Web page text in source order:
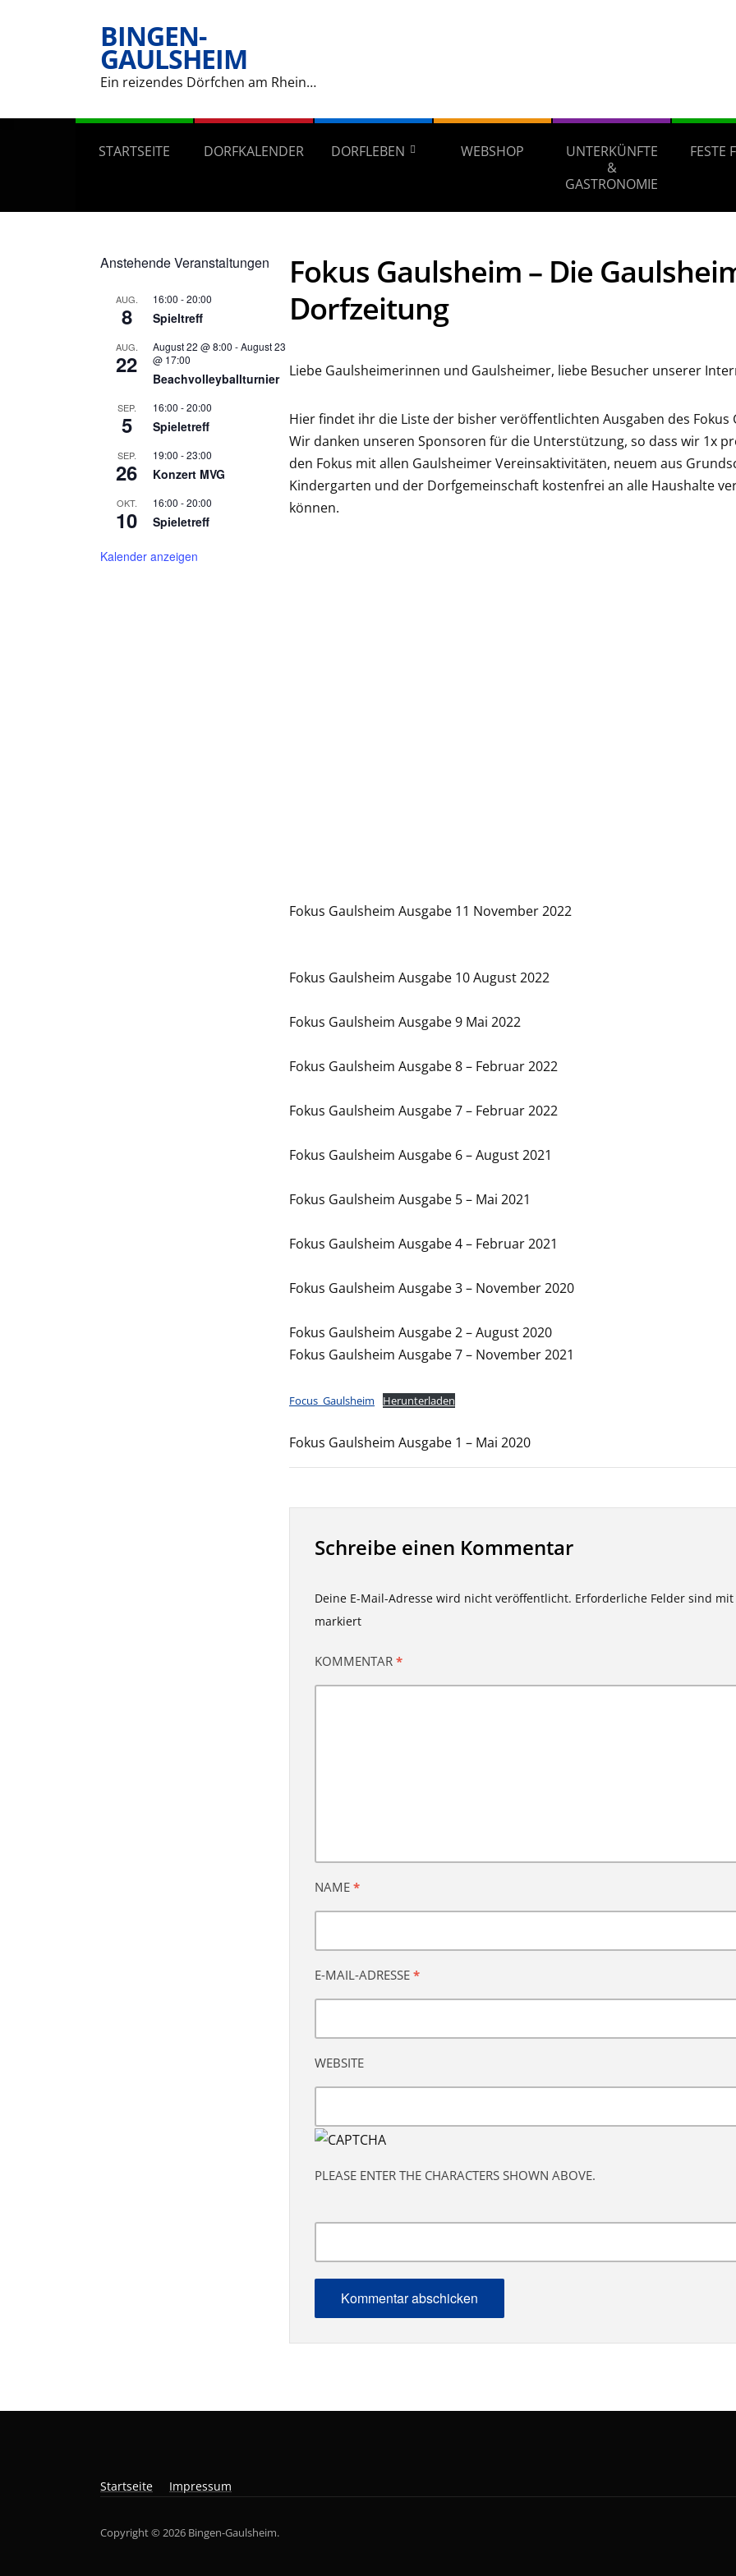
BINGEN-
GAULSHEIM
Ein reizendes Dörfchen am Rhein…
STARTSEITE DORFKALENDER DORFLEBEN WEBSHOP
UNTERKÜNFTE
&
GASTRONOMIE
FESTE
Anstehende Veranstaltungen
AUG.
8
16:00 -20:00
Spieltreff
AUG.
22
August 22 @ 8:00 -August 23
@ 17:00
Beachvolleyballturnier
SEP.
5
16:00 -20:00
Spieletreff
SEP.
26
19:00 -23:00
Konzert MVG
OKT.
10
16:00 -20:00
Spieletreff
Kalender anzeigen
Fokus Gaulsheim – Die
Dorfzeitung
Liebe Gaulsheimerinnen und Gaulsheimer, liebe Besucher unserer
Hier findet ihr die Liste der bisher veröffentlichten Ausgaben des Fokus
Wir danken unseren Sponsoren für die Unterstützung, so dass wir 1x
den Fokus mit allen Gaulsheimer Vereinsaktivitäten, neuem aus
Kindergarten und der Dorfgemeinschaft kostenfrei an alle Haushalte
können.
Fokus Gaulsheim Ausgabe 11 November 2022
Fokus Gaulsheim Ausgabe 10 August 2022
Fokus Gaulsheim Ausgabe 9 Mai 2022
Fokus Gaulsheim Ausgabe 8 – Februar 2022
Fokus Gaulsheim Ausgabe 7 – Februar 2022
Fokus Gaulsheim Ausgabe 6 – August 2021
Fokus Gaulsheim Ausgabe 5 – Mai 2021
Fokus Gaulsheim Ausgabe 4 – Februar 2021
Fokus Gaulsheim Ausgabe 3 – November 2020
Fokus Gaulsheim Ausgabe 2 – August 2020
Fokus Gaulsheim Ausgabe 7 – November 2021
Focus_Gaulsheim Herunterladen
Fokus Gaulsheim Ausgabe 1 – Mai 2020
Schreibe einen Kommentar
Deine E-Mail-Adresse wird nicht veröffentlicht. Erforderliche Felder sind mit
markiert
KOMMENTAR *
NAME *
E-MAIL-ADRESSE *
WEBSITE
PLEASE ENTER THE CHARACTERS SHOWN ABOVE.
Startseite Impressum
Copyright © 2026 Bingen-Gaulsheim.